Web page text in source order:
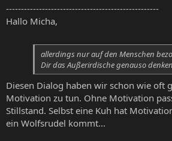
---------------------------------------------------
Hallo Micha,
allerdings nur auf den Menschen
Dir das Außerirdische genauso
Diesen Dialog haben wir schon wie oft
Motivation zu tun. Ohne Motivation
Stillstand. Selbst eine Kuh hat
ein Wolfsrudel kommt...